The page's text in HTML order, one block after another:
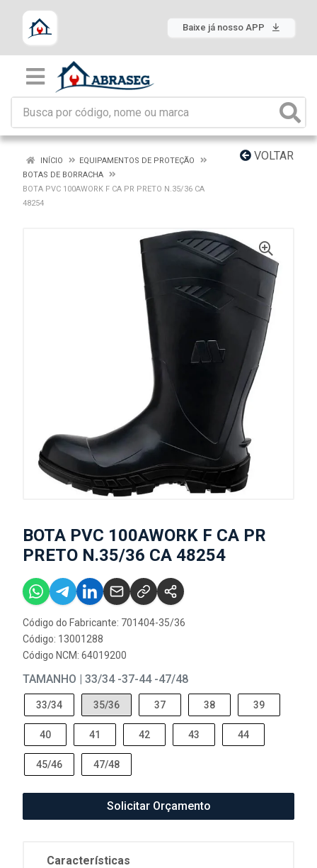
Baixe já nosso APP
VOLTAR
INÍCIO
EQUIPAMENTOS DE PROTEÇÃO
BOTAS DE BORRACHA
BOTA PVC 100AWORK F CA PR PRETO N.35/36 CA
48254
BOTA PVC 100AWORK F CA PR
PRETO N.35/36 CA 48254
Código do Fabricante: 701404-35/36
Código: 13001288
Código NCM: 64019200
TAMANHO | 33/34 -37-44 -47/48
33/34 35/36 37 38 39
40 41 42 43 44
45/46 47/48
Solicitar Orçamento
Características